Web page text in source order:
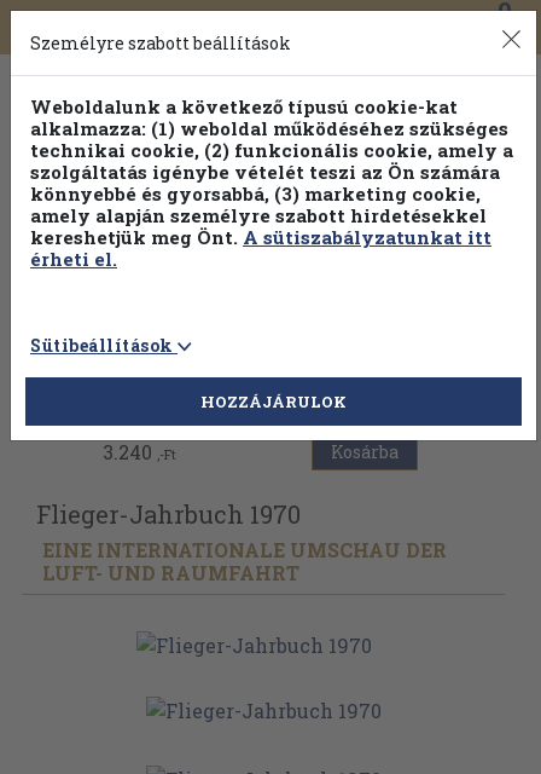
Toggle
navigation
0
Vissza az előző oldalra
3.240 ,-Ft Kosárba
Flieger-Jahrbuch 1970
EINE INTERNATIONALE UMSCHAU DER
LUFT- UND RAUMFAHRT
Személyre szabott beállítások
Weboldalunk a következő típusú cookie-kat
alkalmazza: (1) weboldal működéséhez szükséges
technikai cookie, (2) funkcionális cookie, amely a
szolgáltatás igénybe vételét teszi az Ön számára
könnyebbé és gyorsabbá, (3) marketing cookie,
amely alapján személyre szabott hirdetésekkel
kereshetjük meg Önt. A sütiszabályzatunkat itt
érheti el.
Sütibeállítások
HOZZÁJÁRULOK